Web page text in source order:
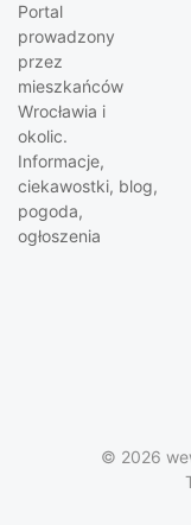
Portal
prowadzony
przez
mieszkańców
Wrocławia i
okolic.
Informacje,
ciekawostki, blog,
pogoda,
ogłoszenia
© 2026